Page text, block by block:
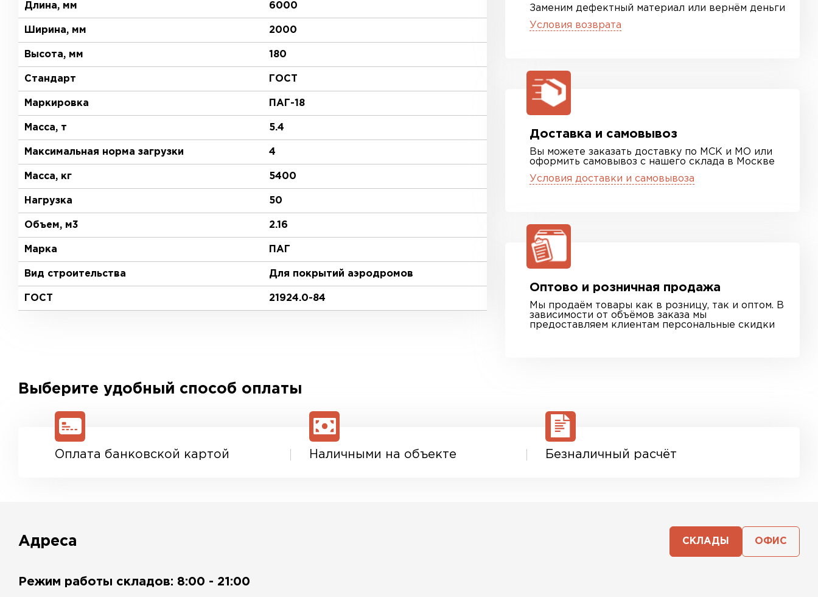
Длина, мм 6000
Ширина, мм 2000
Высота, мм 180
Стандарт ГОСТ
Маркировка ПАГ-18
Масса, т 5.4
Максимальная норма загрузки 4
Масса, кг 5400
Нагрузка 50
Объем, м3 2.16
Марка ПАГ
Вид строительства Для покрытий аэродромов
ГОСТ 21924.0-84
Заменим дефектный материал или вернём деньги
Условия возврата
Доставка и самовывоз
Вы можете заказать доставку по МСК и МО или
оформить самовывоз с нашего склада в Москве
Условия доставки и самовывоза
Оптово и розничная продажа
Мы продаём товары как в розницу, так и оптом. В
зависимости от объёмов заказа мы
предоставляем клиентам персональные скидки
Выберите удобный способ оплаты
Оплата банковской картой Наличными на объекте Безналичный расчёт
Адреса СКЛАДЫ ОФИС
Режим работы складов: 8:00 - 21:00